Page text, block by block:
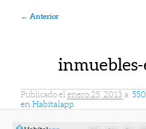
Navegador de imágenes
← Anterior
Publicado el enero 25, 2013 a
en Habítalapp